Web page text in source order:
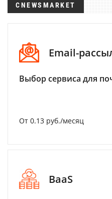
CNEWSMARKET
Email-
Выбор сервиса для
От 0.13 руб./месяц
BaaS